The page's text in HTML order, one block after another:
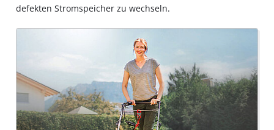
defekten Stromspeicher zu wechseln.